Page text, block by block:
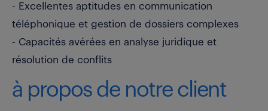
- Excellentes aptitudes en communication
téléphonique et gestion de dossiers complexes
- Capacités avérées en analyse juridique et
résolution de conflits
à propos de notre client